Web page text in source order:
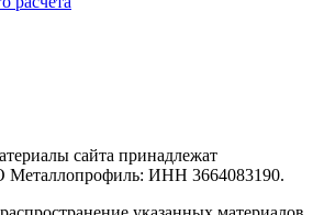
сайта принадлежат
Металлопрофиль: ИНН 3664083190.